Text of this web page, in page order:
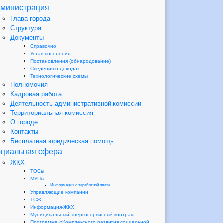
Глава города
Структура
Документы
Справочно
Устав поселения
Постановления (обнародование)
Сведения о доходах
Технологические схемы
Полномочия
Кадровая работа
Деятельность административной комиссии
Территориальная комиссия
О городе
Контакты
Бесплатная юридическая помощь
сфера
ЖКХ
ТОСы
МУПы
Информация о заработной плате
Управляющие компании
ТСЖ
Информация-ЖКХ
Муниципальный энергосервисный контракт
Программа «Комплексного развития социальной